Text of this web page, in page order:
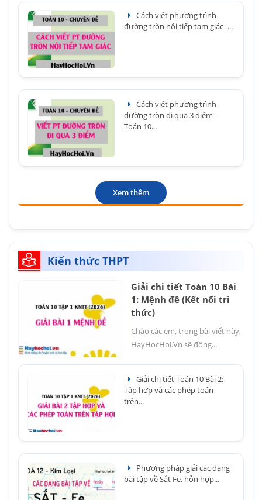
Cách viết phương trình
đường tròn nội tiếp tam giác -...
Cách viết phương trình
đường tròn đi qua 3 điểm -
Toán 10...
Xem thêm
Kiến thức THPT
Giải chi tiết Toán 10 Bài
1: Mệnh đề (Kết nối tri
thức)
Chào các em, trong bài viết này,
HayHocHoi.Vn sẽ đồng...
Giải chi tiết Toán 10 Bài 2:
Tập hợp và các phép toán
trên...
Phương pháp giải các dạng
bài tập về Sắt Fe, hỗn hợp...